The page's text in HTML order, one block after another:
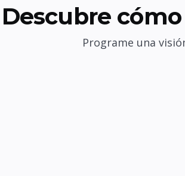
Descubre
Programe una